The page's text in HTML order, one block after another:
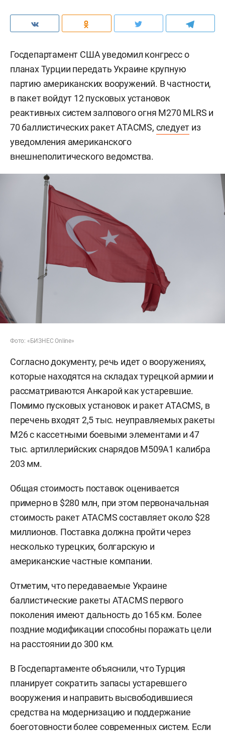
Госдепартамент США уведомил конгресс о
планах Турции передать Украине крупную
партию американских вооружений. В частности,
в пакет войдут 12 пусковых установок
реактивных систем залпового огня M270 MLRS и
70 баллистических ракет ATACMS, следует из
уведомления американского
внешнеполитического ведомства.
Фото: «БИЗНЕС Online»
Согласно документу, речь идет о вооружениях,
которые находятся на складах турецкой армии и
рассматриваются Анкарой как устаревшие.
Помимо пусковых установок и ракет ATACMS, в
перечень входят 2,5 тыс. неуправляемых ракеты
M26 с кассетными боевыми элементами и 47
тыс. артиллерийских снарядов M509A1 калибра
203 мм.
Общая стоимость поставок оценивается
примерно в $280 млн, при этом первоначальная
стоимость ракет ATACMS составляет около $28
миллионов. Поставка должна пройти через
несколько турецких, болгарскую и
американские частные компании.
Отметим, что передаваемые Украине
баллистические ракеты ATACMS первого
поколения имеют дальность до 165 км. Более
поздние модификации способны поражать цели
на расстоянии до 300 км.
В Госдепартаменте объяснили, что Турция
планирует сократить запасы устаревшего
вооружения и направить высвободившиеся
средства на модернизацию и поддержание
боеготовности более современных систем. Если